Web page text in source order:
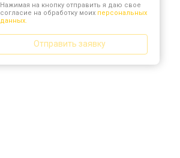
Нажимая на кнопку отправить я даю свое
согласие на обработку моих персональных
данных.
Отправить заявку